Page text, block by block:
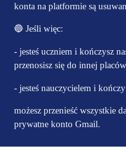
konta na platformie są
🔵 Jeśli więc:
- jesteś uczniem i kończysz
przenosisz się do innej
- jesteś nauczycielem i
możesz przenieść wszystkie
prywatne konto Gmail.